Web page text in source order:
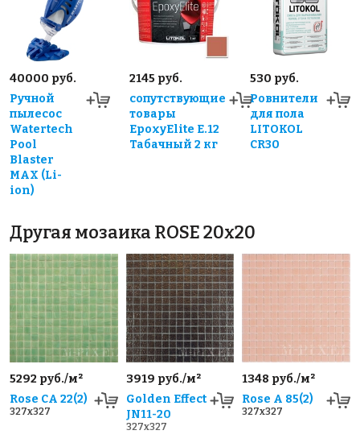
40000 руб.
Ручной
пылесос
Watertech
Pool
Blaster
MAX (Li-
ion)
2145 руб.
сопутствующие
товары
EpoxyElite E.12
Табачный 2 кг
530 руб.
Ровнители
для пола
LITOKOL
CR30
Другая мозаика ROSE 20x20
5292 руб./м²
Rose CA 22(2)
327x327
3919 руб./м²
Golden Effect
JN11-20
327x327
1348 руб./м²
Rose A 85(2)
327x327